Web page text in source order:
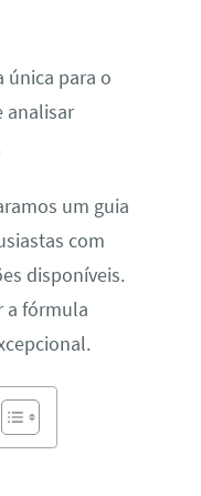
única para o
analisar
um guia
com
disponíveis.
a fórmula